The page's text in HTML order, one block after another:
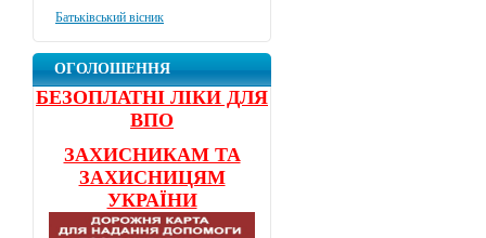
Батьківський вісник
ОГОЛОШЕННЯ
БЕЗОПЛАТНІ ЛІКИ ДЛЯ
ВПО
ЗАХИСНИКАМ ТА
ЗАХИСНИЦЯМ
УКРАЇНИ